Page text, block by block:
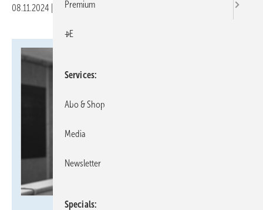
08.11.2024 Druckvorschau
Premium
+E
Services
Abo & Shop
Media
Newsletter
Specials